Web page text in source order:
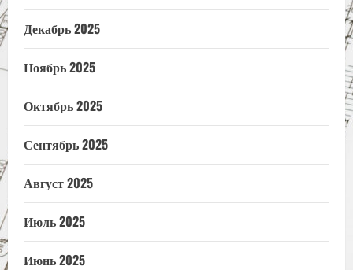
Декабрь 2025
Ноябрь 2025
Октябрь 2025
Сентябрь 2025
Август 2025
Июль 2025
Июнь 2025